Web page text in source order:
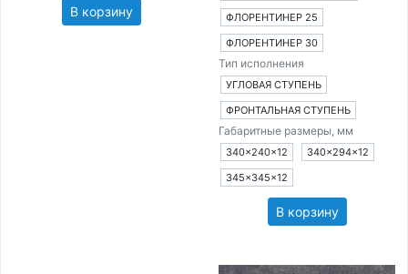
В корзину
ФЛОРЕНТИНЕР 25
ФЛОРЕНТИНЕР 30
Тип исполнения
УГЛОВАЯ СТУПЕНЬ
ФРОНТАЛЬНАЯ СТУПЕНЬ
Габаритные размеры, мм
340×240×12
340×294×12
345×345×12
В корзину